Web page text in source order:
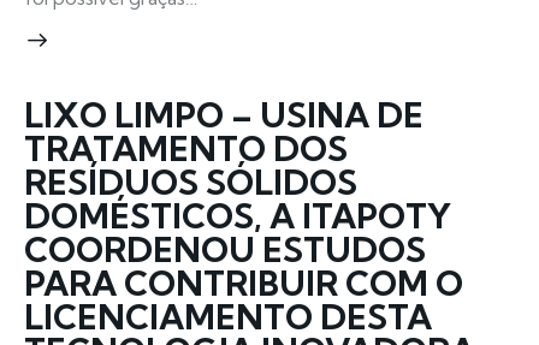
LIXO LIMPO – USINA DE
TRATAMENTO DOS
RESÍDUOS SÓLIDOS
DOMÉSTICOS, A ITAPOTY
COORDENOU ESTUDOS
PARA CONTRIBUIR COM O
LICENCIAMENTO DESTA